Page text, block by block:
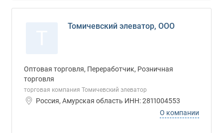
Томичевский элеватор, ООО
Оптовая торговля, Переработчик, Розничная
торговля
торговая компания Томичевский элеватор
Россия, Амурская область ИНН: 2811004553
О компании